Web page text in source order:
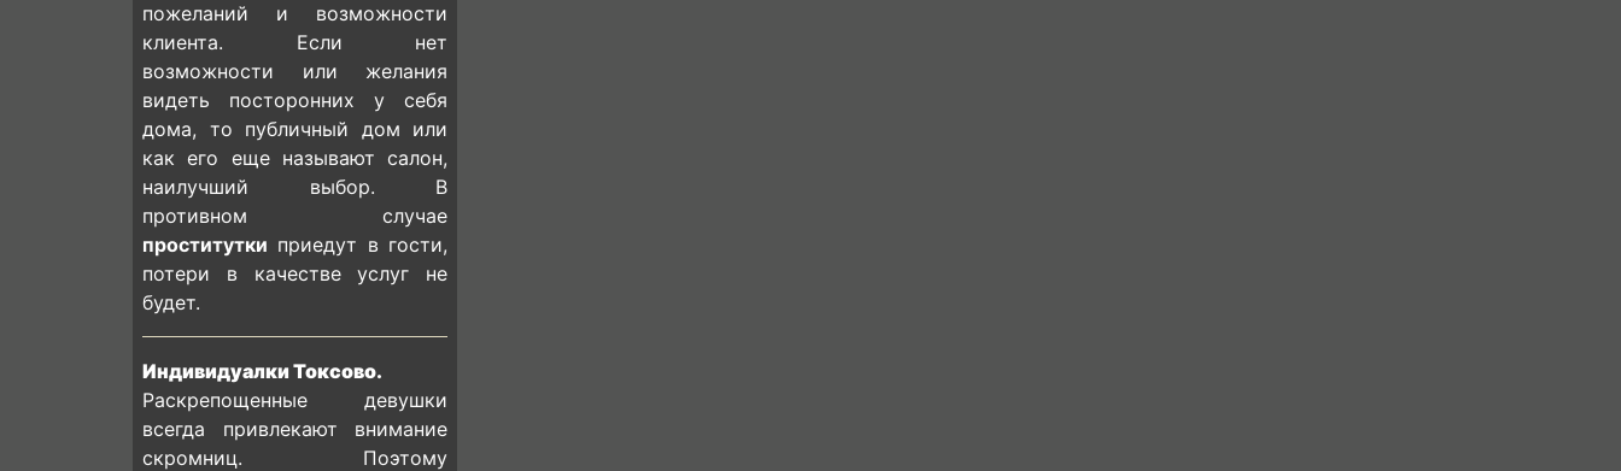
пожеланий и возможности
клиента. Если нет
возможности или желания
видеть посторонних у себя
дома, то публичный дом или
как его еще называют салон,
наилучший выбор. В
противном случае
проститутки приедут в гости,
потери в качестве услуг не
будет.
Индивидуалки Токсово.
Раскрепощенные девушки
всегда привлекают внимание
скромниц. Поэтому